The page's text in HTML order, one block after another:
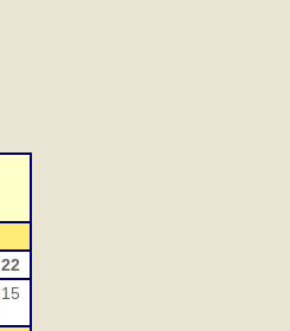
22
15